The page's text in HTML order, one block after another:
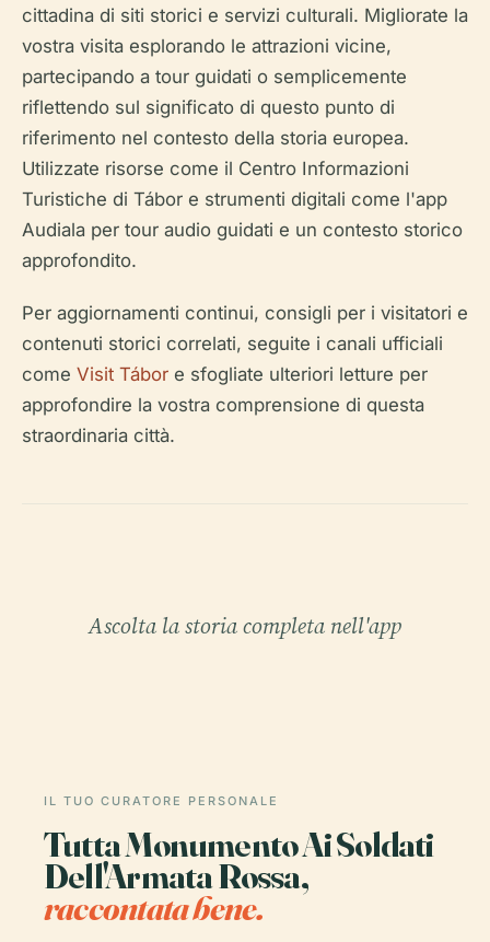
cittadina di siti storici e servizi culturali. Migliorate la
vostra visita esplorando le attrazioni vicine,
partecipando a tour guidati o semplicemente
riflettendo sul significato di questo punto di
riferimento nel contesto della storia europea.
Utilizzate risorse come il Centro Informazioni
Turistiche di Tábor e strumenti digitali come l'app
Audiala per tour audio guidati e un contesto storico
approfondito.
Per aggiornamenti continui, consigli per i visitatori e
contenuti storici correlati, seguite i canali ufficiali
come Visit Tábor e sfogliate ulteriori letture per
approfondire la vostra comprensione di questa
straordinaria città.
Ascolta la storia completa nell'app
IL TUO CURATORE PERSONALE
Tutta Monumento Ai Soldati
Dell'Armata Rossa,
raccontata bene.